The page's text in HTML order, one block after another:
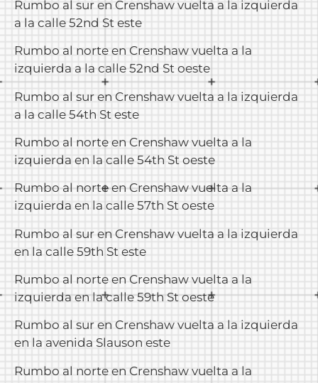
Rumbo al sur en Crenshaw vuelta a la izquierda
a la calle 52nd St este
Rumbo al norte en Crenshaw vuelta a la
izquierda a la calle 52nd St oeste
Rumbo al sur en Crenshaw vuelta a la izquierda
a la calle 54th St este
Rumbo al norte en Crenshaw vuelta a la
izquierda en la calle 54th St oeste
Rumbo al norte en Crenshaw vuelta a la
izquierda en la calle 57th St oeste
Rumbo al sur en Crenshaw vuelta a la izquierda
en la calle 59th St este
Rumbo al norte en Crenshaw vuelta a la
izquierda en la calle 59th St oeste
Rumbo al sur en Crenshaw vuelta a la izquierda
en la avenida Slauson este
Rumbo al norte en Crenshaw vuelta a la